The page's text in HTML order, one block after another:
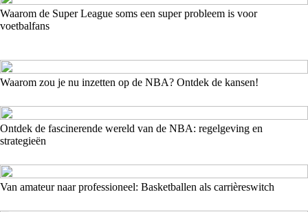
Waarom de Super League soms een super probleem is voor
voetbalfans
Waarom zou je nu inzetten op de NBA? Ontdek de kansen!
Ontdek de fascinerende wereld van de NBA: regelgeving en
strategieën
Van amateur naar professioneel: Basketballen als carrièreswitch